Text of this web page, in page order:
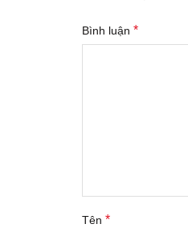
Bình luận *
Tên *